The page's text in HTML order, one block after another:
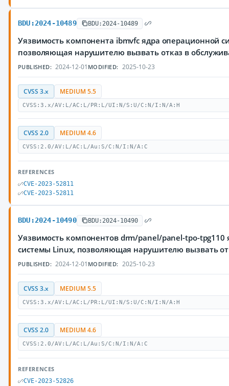
BDU:2024-10489 BDU:2024-10489
Уязвимость компонента ibmvfc ядра операционной
позволяющая нарушителю вызвать отказ в
PUBLISHED: 2024-12-01 MODIFIED: 2025-10-23
CVSS 3.x MEDIUM 5.5
CVSS:3.x/AV:L/AC:L/PR:L/UI:N/S:U/C:N/I:N/A:H
CVSS 2.0 MEDIUM 4.6
CVSS:2.0/AV:L/AC:L/Au:S/C:N/I:N/A:C
REFERENCES
CVE-2023-52811
CVE-2023-52811
BDU:2024-10490 BDU:2024-10490
Уязвимость компонентов drm/panel/panel-tpo-tpg110
системы Linux, позволяющая нарушителю вызвать
PUBLISHED: 2024-12-01 MODIFIED: 2025-10-23
CVSS 3.x MEDIUM 5.5
CVSS:3.x/AV:L/AC:L/PR:L/UI:N/S:U/C:N/I:N/A:H
CVSS 2.0 MEDIUM 4.6
CVSS:2.0/AV:L/AC:L/Au:S/C:N/I:N/A:C
REFERENCES
CVE-2023-52826